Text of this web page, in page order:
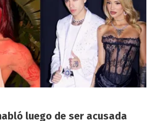
luego de ser acusada